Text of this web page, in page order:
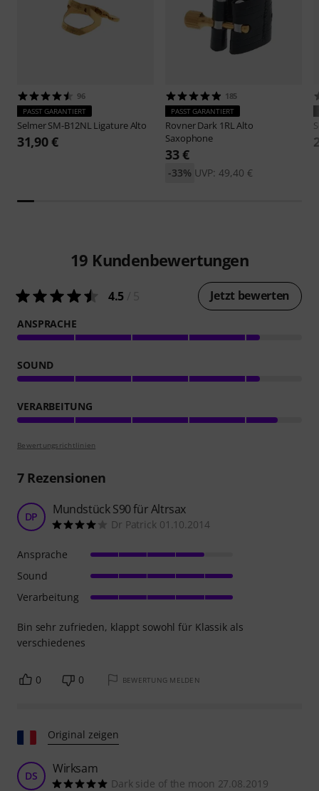
96
PASST GARANTIERT
SelmerSM-B12NL Ligature Alto
31,90 €
185
PASST GARANTIERT
RovnerDark 1RL Alto
Saxophone
33 €
UVP: 49,40 €
-33%
19 Kundenbewertungen
4.5 Jetzt bewerten
ANSPRACHE
SOUND
VERARBEITUNG
Bewertungsrichtlinien
7Rezensionen
DP Mundstück S90 für Altrsax
Dr Patrick 01.10.2014
Bin sehr zufrieden, klappt sowohl für Klassik als
verschiedenes
Ansprache
Sound
Verarbeitung
0 0 BEWERTUNG MELDEN
Original zeigen
DS Wirksam
Dark side of the moon 27.08.2019